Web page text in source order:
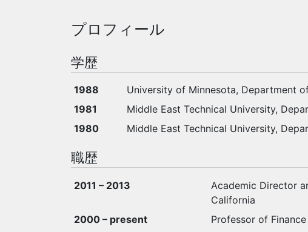
プロフィール
学歴
1988
University of Minnesota, Department
1981
Middle East Technical University,
1980
Middle East Technical University,
職歴
2011 – 2013
Academic Director
California
2000 – present
Professor of